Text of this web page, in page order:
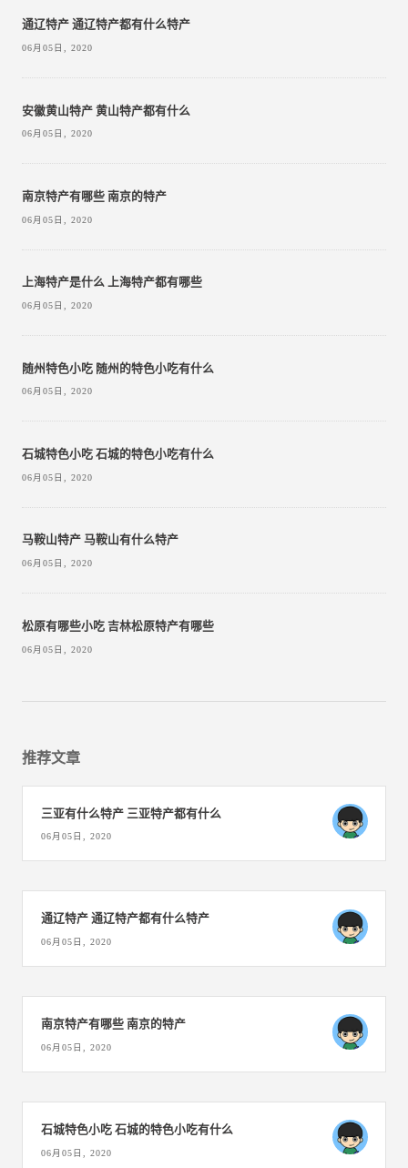
通辽特产 通辽特产都有什么特产
06月05日, 2020
安徽黄山特产 黄山特产都有什么
06月05日, 2020
南京特产有哪些 南京的特产
06月05日, 2020
上海特产是什么 上海特产都有哪些
06月05日, 2020
随州特色小吃 随州的特色小吃有什么
06月05日, 2020
石城特色小吃 石城的特色小吃有什么
06月05日, 2020
马鞍山特产 马鞍山有什么特产
06月05日, 2020
松原有哪些小吃 吉林松原特产有哪些
06月05日, 2020
推荐文章
三亚有什么特产 三亚特产都有什么
06月05日, 2020
通辽特产 通辽特产都有什么特产
06月05日, 2020
南京特产有哪些 南京的特产
06月05日, 2020
石城特色小吃 石城的特色小吃有什么
06月05日, 2020